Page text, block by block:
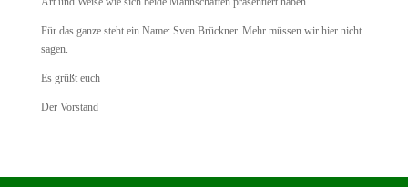
Für das ganze steht ein Name: Sven Brückner. Mehr müssen wir hier nicht
sagen.
Es grüßt euch
Der Vorstand